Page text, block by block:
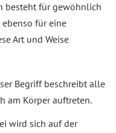
besteht für gewöhnlich
für eine
Art und Weise
Begriff beschreibt alle
am Körper auftreten.
wird sich auf der